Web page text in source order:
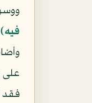
فيه﴾
على
فقد